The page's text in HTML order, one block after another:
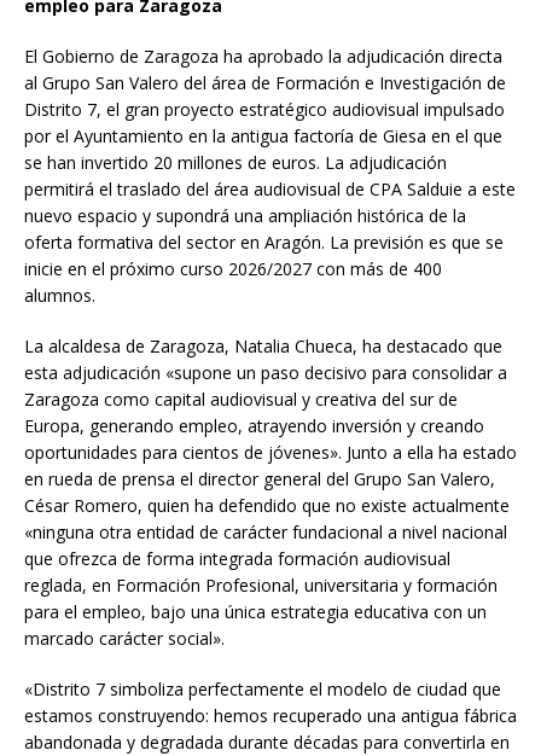
empleo para Zaragoza
El Gobierno de Zaragoza ha aprobado la adjudicación directa
al Grupo San Valero del área de Formación e Investigación de
Distrito 7, el gran proyecto estratégico audiovisual impulsado
por el Ayuntamiento en la antigua factoría de Giesa en el que
se han invertido 20 millones de euros. La adjudicación
permitirá el traslado del área audiovisual de CPA Salduie a este
nuevo espacio y supondrá una ampliación histórica de la
oferta formativa del sector en Aragón. La previsión es que se
inicie en el próximo curso 2026/2027 con más de 400
alumnos.
La alcaldesa de Zaragoza, Natalia Chueca, ha destacado que
esta adjudicación «supone un paso decisivo para consolidar a
Zaragoza como capital audiovisual y creativa del sur de
Europa, generando empleo, atrayendo inversión y creando
oportunidades para cientos de jóvenes». Junto a ella ha estado
en rueda de prensa el director general del Grupo San Valero,
César Romero, quien ha defendido que no existe actualmente
«ninguna otra entidad de carácter fundacional a nivel nacional
que ofrezca de forma integrada formación audiovisual
reglada, en Formación Profesional, universitaria y formación
para el empleo, bajo una única estrategia educativa con un
marcado carácter social».
«Distrito 7 simboliza perfectamente el modelo de ciudad que
estamos construyendo: hemos recuperado una antigua fábrica
abandonada y degradada durante décadas para convertirla en